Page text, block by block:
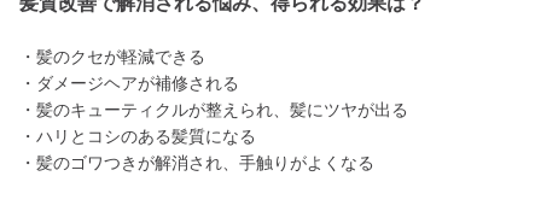
・髪のクセが軽減できる
・ダメージヘアが補修される
・髪のキューティクルが整えられ、髪にツヤが出る
・ハリとコシのある髪質になる
・髪のゴワつきが解消され、手触りがよくなる